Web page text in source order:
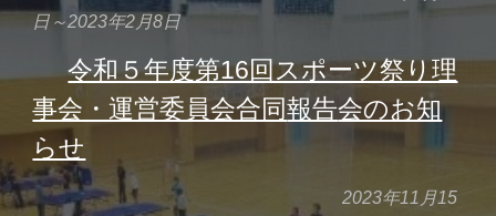
日～2023年2月8日
令和５年度第16回スポーツ祭り理
事会・運営委員会合同報告会のお知
らせ
2023年11 月15